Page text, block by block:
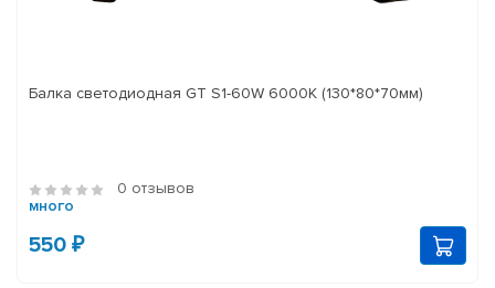
Балка светодиодная GT S1-60W 6000K (130*80*70мм)
0 отзывов
много
550 ₽